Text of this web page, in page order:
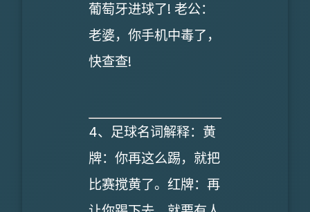
葡萄牙进球了! 老公：
老婆，你手机中毒了，
快查查!
4、足球名词解释：黄
牌：你再这么踢，就把
比赛搅黄了。红牌：再